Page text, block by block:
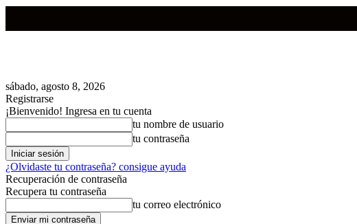
sábado, agosto 8, 2026
Registrarse
¡Bienvenido! Ingresa en tu cuenta
tu nombre de usuario
tu contraseña
¿Olvidaste tu contraseña? consigue ayuda
Recuperación de contraseña
Recupera tu contraseña
tu correo electrónico